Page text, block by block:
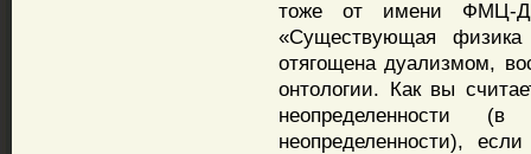
тоже от имени ФМЦ-
«Существующая
отягощена дуализмом,
онтологии. Как вы
неопределенности),